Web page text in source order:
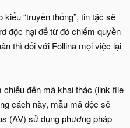
“truyền thống”, tin tặc sẽ
độc hại để từ đó chiếm quyền
thì đối với Follina mọi việc lại
đến mã khai thác (link file
cách này, mẫu mã độc sẽ
(AV) sử dụng phương pháp